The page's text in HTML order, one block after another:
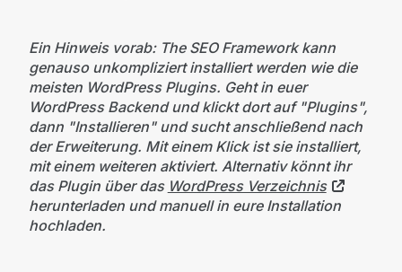
Ein Hinweis vorab: The SEO Framework kann
genauso unkompliziert installiert werden wie die
meisten WordPress Plugins. Geht in euer
WordPress Backend und klickt dort auf "Plugins",
dann "Installieren" und sucht anschließend nach
der Erweiterung. Mit einem Klick ist sie installiert,
mit einem weiteren aktiviert. Alternativ könnt ihr
das Plugin über das WordPress Verzeichnis
herunterladen und manuell in eure Installation
hochladen.